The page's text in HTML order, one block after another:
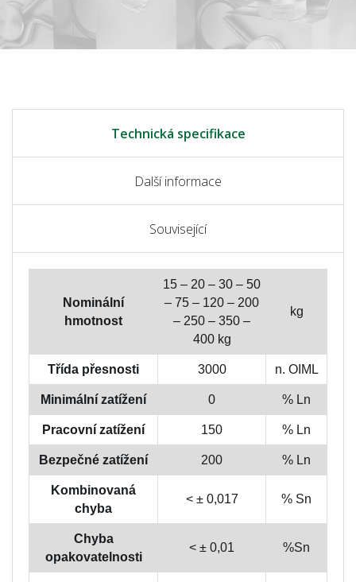
Technická specifikace
Další informace
Související
Nominální
hmotnost
15 – 20 – 30 – 50
– 75 – 120 – 200
– 250 – 350 –
400 kg
kg
Třída přesnosti 3000 n. OIML
Minimální zatížení 0 % Ln
Pracovní zatížení 150 % Ln
Bezpečné zatížení 200 % Ln
Kombinovaná
chyba
< ± 0,017 % Sn
Chyba
opakovatelnosti
< ± 0,01 %Sn